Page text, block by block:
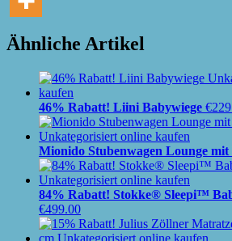
Ähnliche Artikel
46% Rabatt! Liini Babywiege €
Mionido Stubenwagen Lounge mit
84% Rabatt! Stokke® Sleepi™
€499.00